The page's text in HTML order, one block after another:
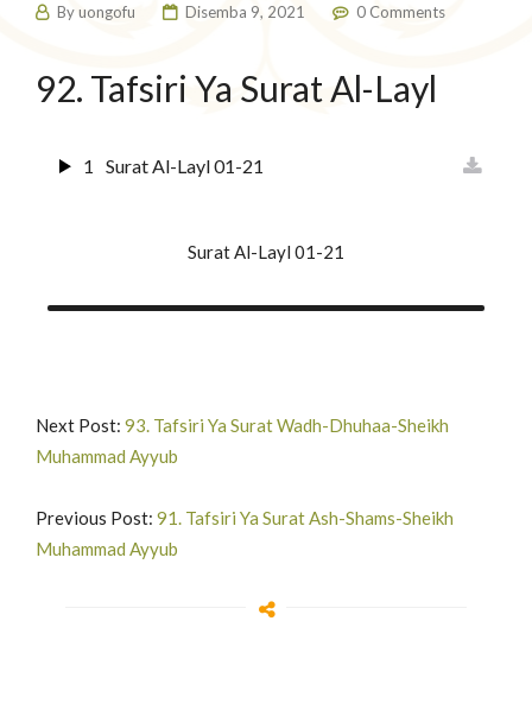
Byuongofu Disemba 9, 2021 0 Comments
92. Tafsiri Ya Surat Al-Layl
1 Surat Al-Layl 01-21
Surat Al-Layl 01-21
Next Post: 93. Tafsiri Ya Surat Wadh-Dhuhaa-Sheikh
Muhammad Ayyub
Previous Post: 91. Tafsiri Ya Surat Ash-Shams-Sheikh
Muhammad Ayyub